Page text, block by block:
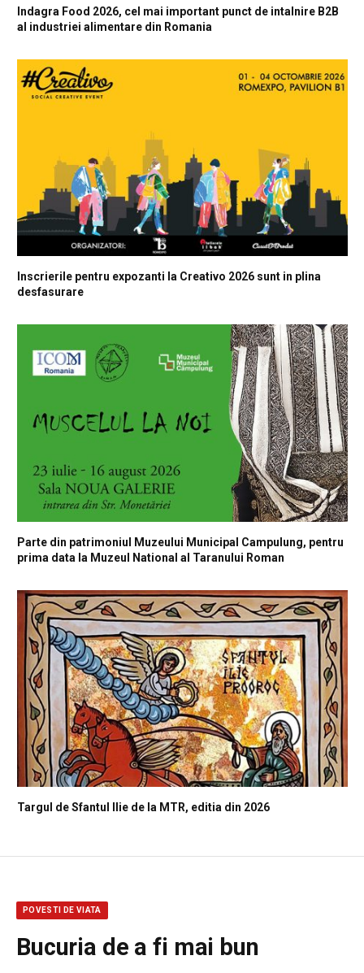
Indagra Food 2026, cel mai important punct de intalnire B2B
al industriei alimentare din Romania
Inscrierile pentru expozanti la Creativo 2026 sunt in plina
desfasurare
Parte din patrimoniul Muzeului Municipal Campulung, pentru
prima data la Muzeul National al Taranului Roman
Targul de Sfantul Ilie de la MTR, editia din 2026
POVESTI DE VIATA
Bucuria de a fi mai bun